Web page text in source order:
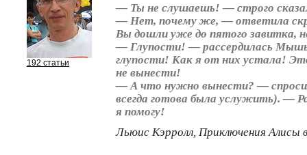
192 статьи
— Ты не слушаешь! — строго
— Нет, почему же, — ответила
Вы дошли уже до пятого завитка,
— Глупости! — рассердилась
глупости! Как я от них устала!
не вынести!
— А что нужно вынести? —
всегда готова была услужить). —
я помогу!
Льюис Кэрролл, Приключения Алисы